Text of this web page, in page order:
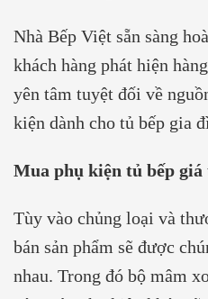
Nhà Bếp Việt sẵn sàng
khách hàng phát hiện
yên tâm tuyệt đối về
kiện dành cho tủ bếp gia
Mua phụ kiện tủ bếp giá
Tùy vào chủng loại và
bán sản phẩm sẽ được
nhau. Trong đó bộ mâm